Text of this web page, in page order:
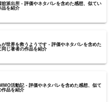
前派出所 - 評価やネタバレを含めた感想、似てい
品を紹介
が世界を救うようです - 評価やネタバレを含めた
じ著者の作品を紹介
活動記 - 評価やネタバレを含めた感想、似て
作品を紹介